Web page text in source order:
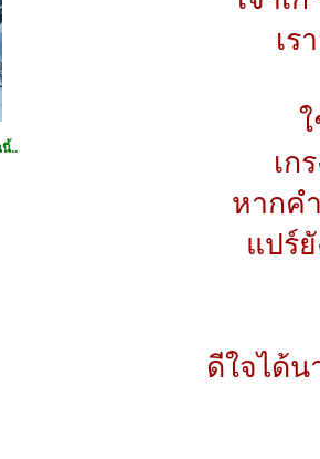
นี้..
เร
เก
หากค
แปร์
ดีใจได้